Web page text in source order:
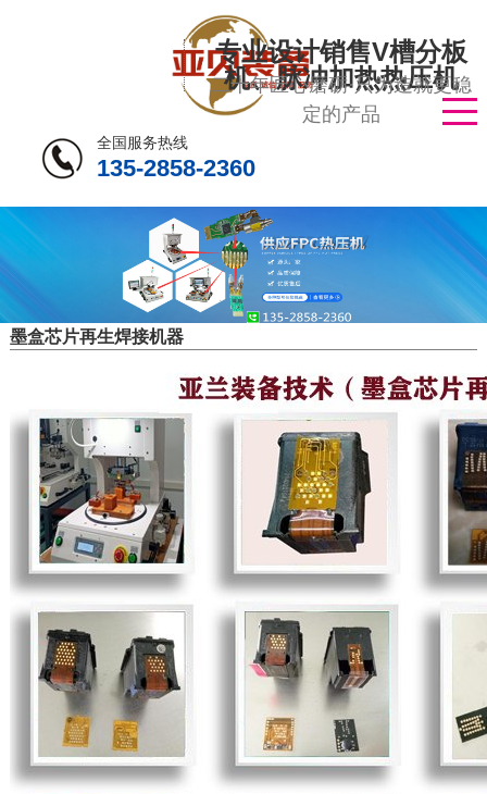
专业设计销售V槽分板
机、脉冲加热热压机
二十年匠心磨砺·只为造就更稳
定的产品
全国服务热线
135-2858-2360
墨盒芯片再生焊接机器